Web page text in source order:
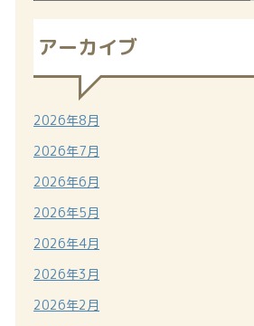
アーカイブ
2026年8月
2026年7月
2026年6月
2026年5月
2026年4月
2026年3月
2026年2月